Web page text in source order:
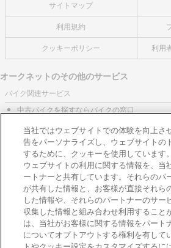
サイトマップ
利用規約
クッキーポリシー 利用
オークネットのその他のサービス
バイク関連サービス
中古バイクを探すならバイクの窓口
レンタルバイクに乗るならモトオークレンタ
ブランド関連サービス
ブランド品の買取はギャラリーレア
東京都公安委員会許可 第
株式会社オークネッ
© 2007‐ AUCNET
加盟店専用ページはこち
当社ではウェブサイトでの体験を向上さ
告をパーソナライズし、ウェブサイトの
するために、クッキーを使用しています
ウェブサイトの利用に関する情報を、当
ートナーと共有しています。それらのパ
が共有した情報と、お客様が直接それら
した情報や、それらのパートナーのサー
収集した情報と組み合わせ利用すること
は、当社がお客様に関する情報をパート
についてオプトアウトする権利を有して